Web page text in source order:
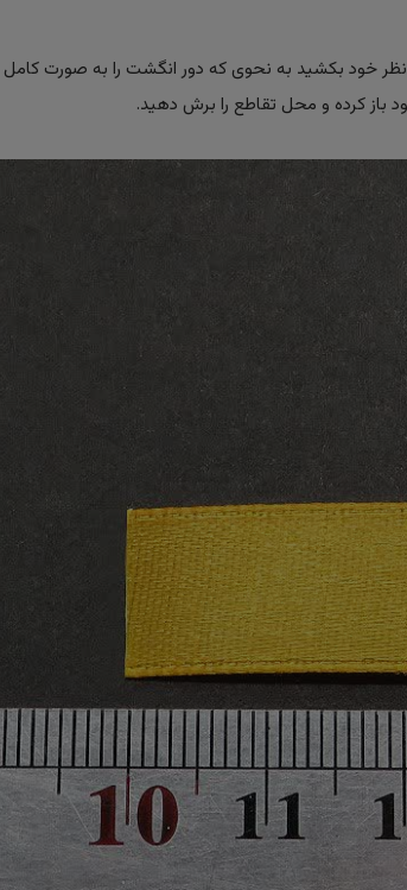
نظر خود بکشید به نحوی که دور انگشت را به صورت کامل
باز کرده و محل تقاطع را برش دهید.